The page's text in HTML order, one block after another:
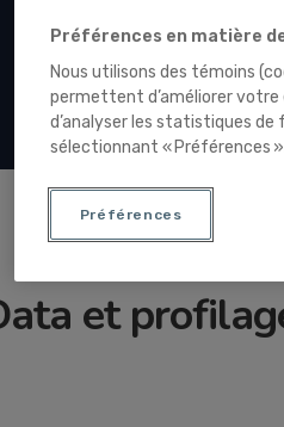
et
Préférences en matière
Nous utilisons des témoins
permettent d’améliorer votre
d’analyser les statistiques
sélectionnant « Préférences
Préférences